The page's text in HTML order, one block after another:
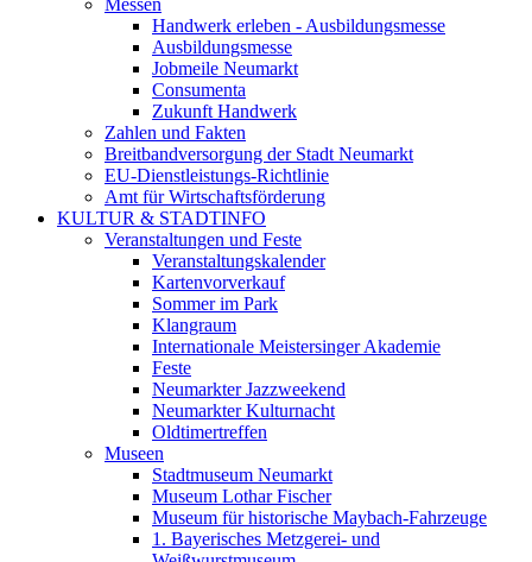
Messen
Handwerk erleben - Ausbildungsmesse
Ausbildungsmesse
Jobmeile Neumarkt
Consumenta
Zukunft Handwerk
Zahlen und Fakten
Breitbandversorgung der Stadt Neumarkt
EU-Dienstleistungs-Richtlinie
Amt für Wirtschaftsförderung
KULTUR & STADTINFO
Veranstaltungen und Feste
Veranstaltungskalender
Kartenvorverkauf
Sommer im Park
Klangraum
Internationale Meistersinger Akademie
Feste
Neumarkter Jazzweekend
Neumarkter Kulturnacht
Oldtimertreffen
Museen
Stadtmuseum Neumarkt
Museum Lothar Fischer
Museum für historische Maybach-Fahrzeuge
1. Bayerisches Metzgerei- und